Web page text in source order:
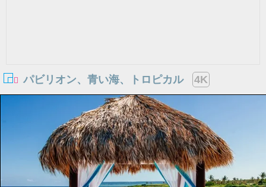
パビリオン、青い海、トロピカル 4K